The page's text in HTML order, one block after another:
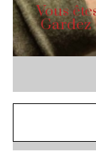
Vous
Gardez